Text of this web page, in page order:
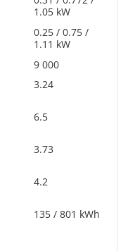
1.05 kW
0.25 / 0.75 /
1.11 kW
9 000
3.24
6.5
3.73
4.2
135 / 801 kWh